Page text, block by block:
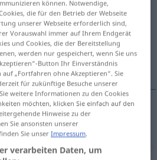
anklicken/antippen)
können. Notwendige,
die für den Betrieb der Webseite
unserer Webseite erforderlich sind,
Vorauswahl immer auf Ihrem Endgerät
und Cookies, die der Bereitstellung
werden nur gespeichert, wenn Sie uns
Button Ihr Einverständnis
auf „Fortfahren ohne Akzeptieren“. Sie
für zukünftige Besuche unserer
weitere Informationen zu den Cookies
möchten, klicken Sie einfach auf den
Hinweise zu der
Sie ansonsten unserer
Sie unserImpressum.
verarbeiten Daten, um